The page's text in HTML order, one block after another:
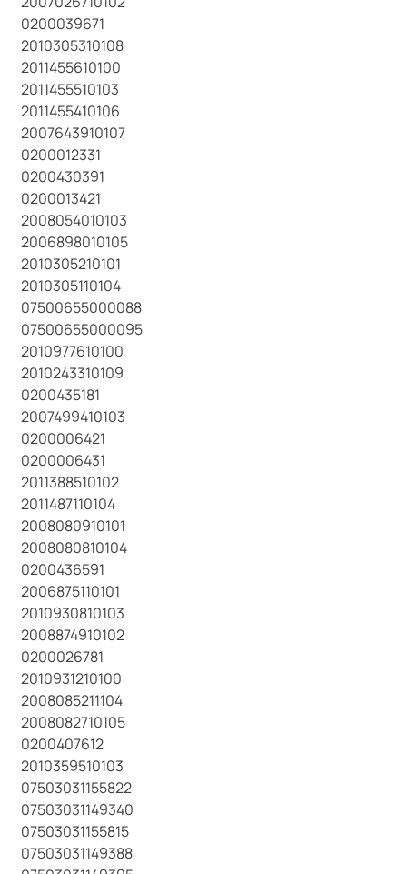
0200039671
2010305310108
2011455610100
2011455510103
2011455410106
2007643910107
0200012331
0200430391
0200013421
2008054010103
2006898010105
2010305210101
2010305110104
07500655000088
07500655000095
2010977610100
2010243310109
0200435181
2007499410103
0200006421
0200006431
2011388510102
2011487110104
2008080910101
2008080810104
0200436591
2006875110101
2010930810103
2008874910102
0200026781
2010931210100
2008085211104
2008082710105
0200407612
2010359510103
07503031155822
07503031149340
07503031155815
07503031149388